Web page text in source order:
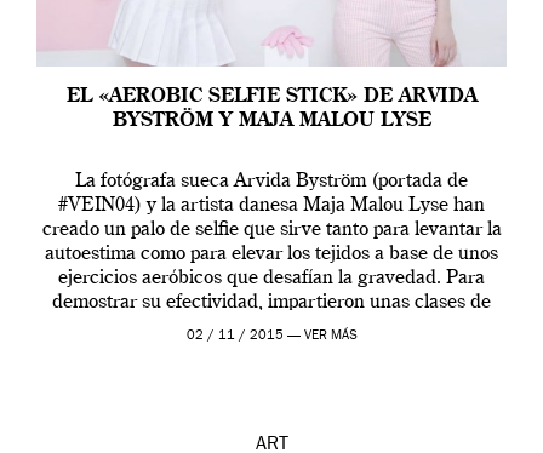
EL «AEROBIC SELFIE STICK» DE ARVIDA
BYSTRÖM Y MAJA MALOU LYSE
La fotógrafa sueca Arvida Byström (portada de
#VEIN04) y la artista danesa Maja Malou Lyse han
creado un palo de selfie que sirve tanto para levantar la
autoestima como para elevar los tejidos a base de unos
ejercicios aeróbicos que desafían la gravedad. Para
demostrar su efectividad, impartieron unas clases de
prueba en el Tate […]
02 / 11 / 2015 — VER MÁS
ART